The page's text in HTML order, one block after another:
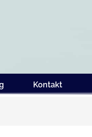
Kontakt